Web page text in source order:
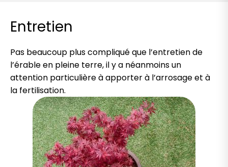
Entretien
Pas beaucoup plus compliqué que l’entretien de
l’érable en pleine terre, il y a néanmoins un
attention particulière à apporter à l’arrosage et à
la fertilisation.